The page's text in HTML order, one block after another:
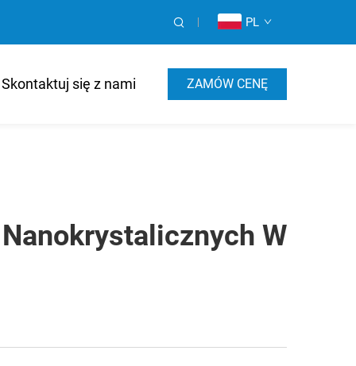
PL
Skontaktuj się z nami ZAMÓW CENĘ
W